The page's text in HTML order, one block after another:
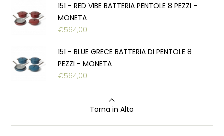
151 - RED VIBE BATTERIA PENTOLE 8 PEZZI -
MONETA
€564,00
151 - BLUE GRECE BATTERIA DI PENTOLE 8
PEZZI - MONETA
€564,00
Torna in Alto